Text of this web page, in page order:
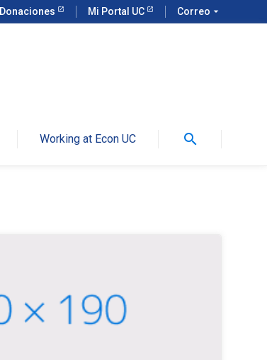
Donaciones Mi Portal UC Correo arrow_drop_down
Working at Econ UC search